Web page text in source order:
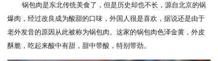
锅包肉是东北传统美食了，但是历史却也不长，源自北京的锅
爆肉，经过改良成为酸甜的口味，外国人很是喜欢，据说还是由于
老外发音的原因从此被称为锅包肉。这家的锅包肉色泽金黄，外皮
酥脆，吃起来酸中有甜，甜中带酸，特别带劲。